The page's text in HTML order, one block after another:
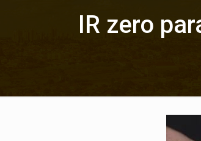
IR zero